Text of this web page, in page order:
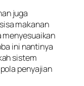
juga
makanan
menyesuaikan
ini nantinya
sistem
penyajian